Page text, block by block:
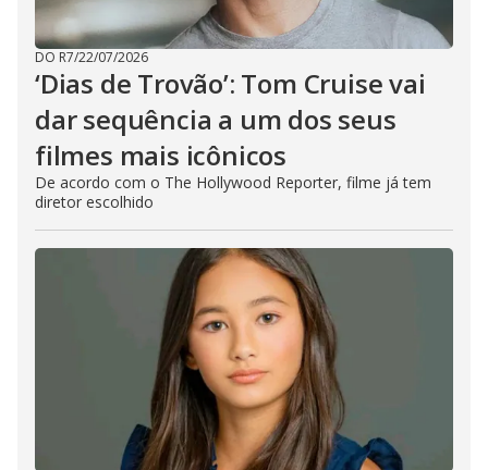
DO R7/22/07/2026
‘Dias de Trovão’: Tom Cruise vai
dar sequência a um dos seus
filmes mais icônicos
De acordo com o The Hollywood Reporter, filme já tem
diretor escolhido